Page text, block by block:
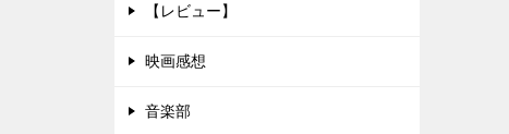
【レビュー】
映画感想
音楽部